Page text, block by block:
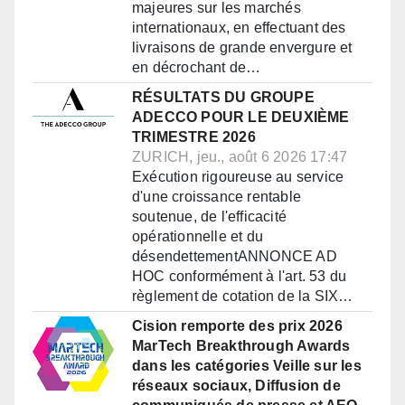
majeures sur les marchés
internationaux, en effectuant des
livraisons de grande envergure et
en décrochant de…
RÉSULTATS DU GROUPE
ADECCO POUR LE DEUXIÈME
TRIMESTRE 2026
ZURICH, jeu., août 6 2026 17:47
Exécution rigoureuse au service
d'une croissance rentable
soutenue, de l'efficacité
opérationnelle et du
désendettementANNONCE AD
HOC conformément à l'art. 53 du
règlement de cotation de la SIX…
Cision remporte des prix 2026
MarTech Breakthrough Awards
dans les catégories Veille sur les
réseaux sociaux, Diffusion de